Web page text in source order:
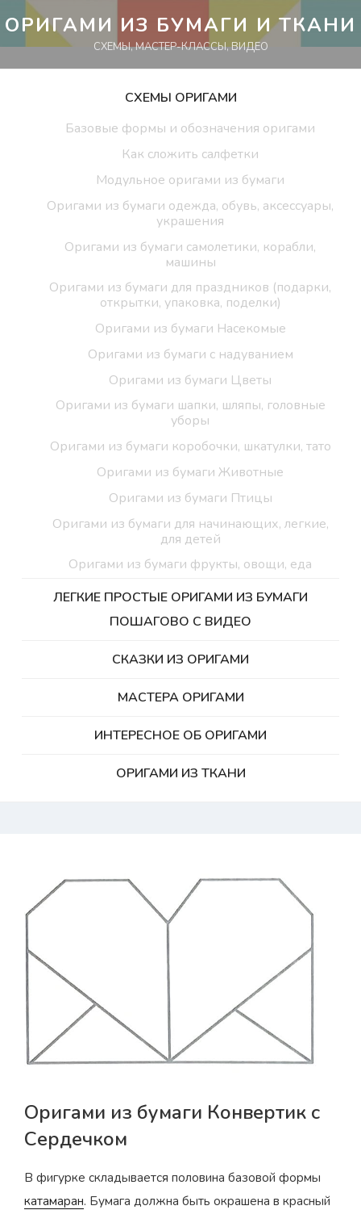
Перейти
ОРИГАМИ ИЗ БУМАГИ И ТКАНИ
СХЕМЫ, МАСТЕР-КЛАССЫ, ВИДЕО
СХЕМЫ ОРИГАМИ
Базовые формы и обозначения оригами
Как сложить салфетки
Модульное оригами из бумаги
Оригами из бумаги одежда, обувь, аксессуары,
украшения
Оригами из бумаги самолетики, корабли,
машины
Оригами из бумаги для праздников (подарки,
открытки, упаковка, поделки)
Оригами из бумаги Насекомые
Оригами из бумаги с надуванием
Оригами из бумаги Цветы
Оригами из бумаги шапки, шляпы, головные
уборы
Оригами из бумаги коробочки, шкатулки, тато
Оригами из бумаги Животные
Оригами из бумаги Птицы
Оригами из бумаги для начинающих, легкие,
для детей
Оригами из бумаги фрукты, овощи, еда
ЛЕГКИЕ ПРОСТЫЕ ОРИГАМИ ИЗ БУМАГИ
ПОШАГОВО С ВИДЕО
СКАЗКИ ИЗ ОРИГАМИ
МАСТЕРА ОРИГАМИ
ИНТЕРЕСНОЕ ОБ ОРИГАМИ
ОРИГАМИ ИЗ ТКАНИ
Оригами из бумаги Конвертик с
Сердечком
В фигурке складывается половина базовой формы
катамаран. Бумага должна быть окрашена в красный